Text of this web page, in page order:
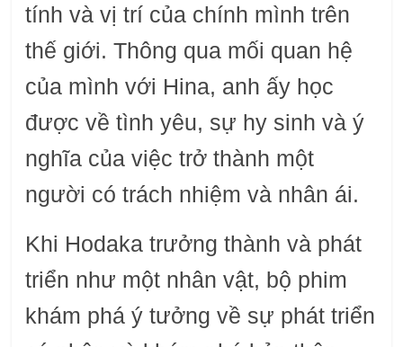
tính và vị trí của chính mình trên
thế giới. Thông qua mối quan hệ
của mình với Hina, anh ấy học
được về tình yêu, sự hy sinh và ý
nghĩa của việc trở thành một
người có trách nhiệm và nhân ái.
Khi Hodaka trưởng thành và phát
triển như một nhân vật, bộ phim
khám phá ý tưởng về sự phát triển